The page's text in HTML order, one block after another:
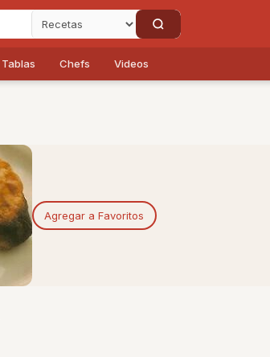
Tablas Chefs Videos
Agregar a Favoritos